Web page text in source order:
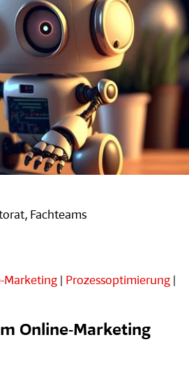
Fachteams
Marketing Prozessoptimierung
Online-Marketing